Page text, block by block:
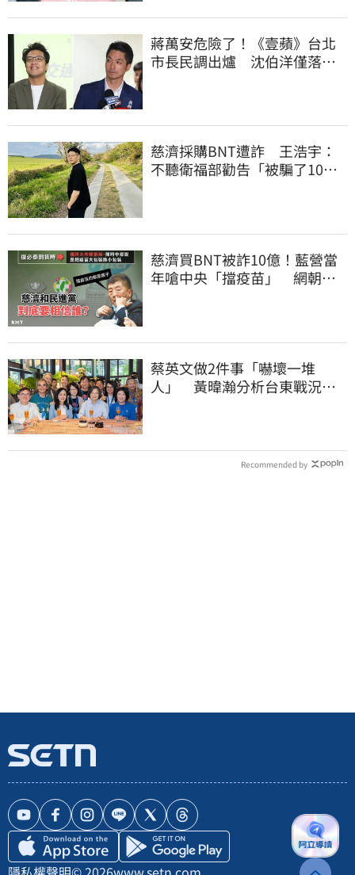
蔣萬安危險了！《壹蘋》台北
市長民調出爐 沈伯洋僅落後
慈濟採購BNT遭詐 王浩宇：
不聽衛福部勸告「被騙了10億
慈濟買BNT被詐10億！藍營當
年嗆中央「擋疫苗」 網朝
蔡英文做2件事「嚇壞一堆
人」 黃暐瀚分析台東戰況：
Recommended by